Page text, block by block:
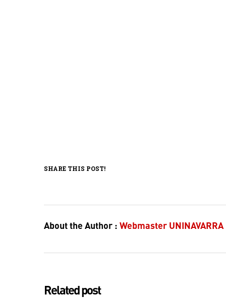
SHARE THIS POST!
About the Author : Webmaster UNINAVARRA
Related post